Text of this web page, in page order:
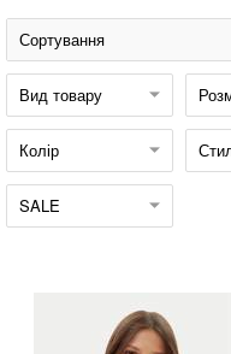
Сортування
Вид товару
Колір
SALE